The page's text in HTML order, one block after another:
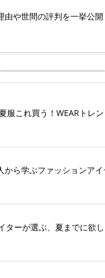
由や世間の評判を一挙公開
服これ買う！WEARトレ
から学ぶファッションア
ターが選ぶ、夏までに欲